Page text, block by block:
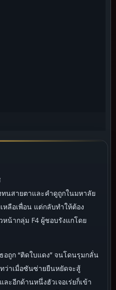
นสายตาและคำดูถูกในมหาลัย
ลือเพื่อน แต่กลับทำให้ต้อง
น้ากลุ่ม F4 ผู้ชอบรังแกโดย
อถูก “ติดใบแดง” จนโดนรุมกลั่น
ว่าเมื่อซันซ่ายยืนหยัดจะสู้
ะอีกด้านหนึ่งฮัวเจอเร่ยก็เข้า